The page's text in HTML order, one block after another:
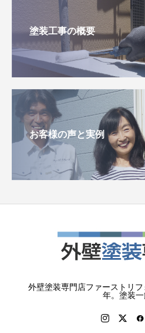
塗装工事の概要
お客様の声と実例
外壁塗装専門店ファーストリ
年。塗装一